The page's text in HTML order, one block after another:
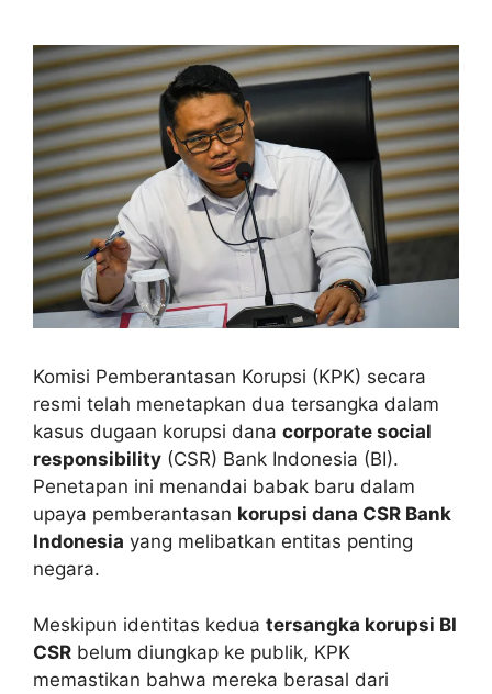
Komisi Pemberantasan Korupsi (KPK) secara
resmi telah menetapkan dua tersangka dalam
kasus dugaan korupsi dana corporate social
responsibility (CSR) Bank Indonesia (BI).
Penetapan ini menandai babak baru dalam
upaya pemberantasan korupsi dana CSR Bank
Indonesia yang melibatkan entitas penting
negara.
Meskipun identitas kedua tersangka korupsi BI
CSR belum diungkap ke publik, KPK
memastikan bahwa mereka berasal dari